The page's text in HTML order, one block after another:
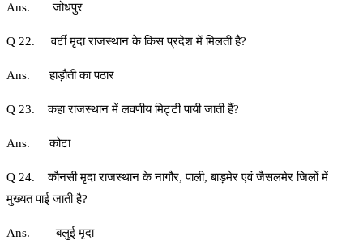
Ans. जोधपुर
Q 22. वर्टी मृदा राजस्थान के किस प्रदेश में मिलती है?
Ans. हाड़ौती का पठार
Q 23. कहा राजस्थान में लवणीय मिट्टी पायी जाती हैं?
Ans. कोटा
Q 24. कौनसी मृदा राजस्थान के नागौर, पाली, बाड़मेर एवं जैसलमेर जिलों में
मुख्यत पाई जाती है?
Ans. बलुई मृदा